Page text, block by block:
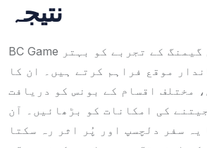
نتیجہ
BC Game بونس آپ کی گیمنگ کے تجربے کو بہتر
موقع فراہم کرتے ہیں۔ ان کا
مختلف اقسام کے بونس کو دریافت
کی امکانات کو بڑھائیں۔ آن
یہ سفر دلچسپ اور پُر اثر رہ سکتا